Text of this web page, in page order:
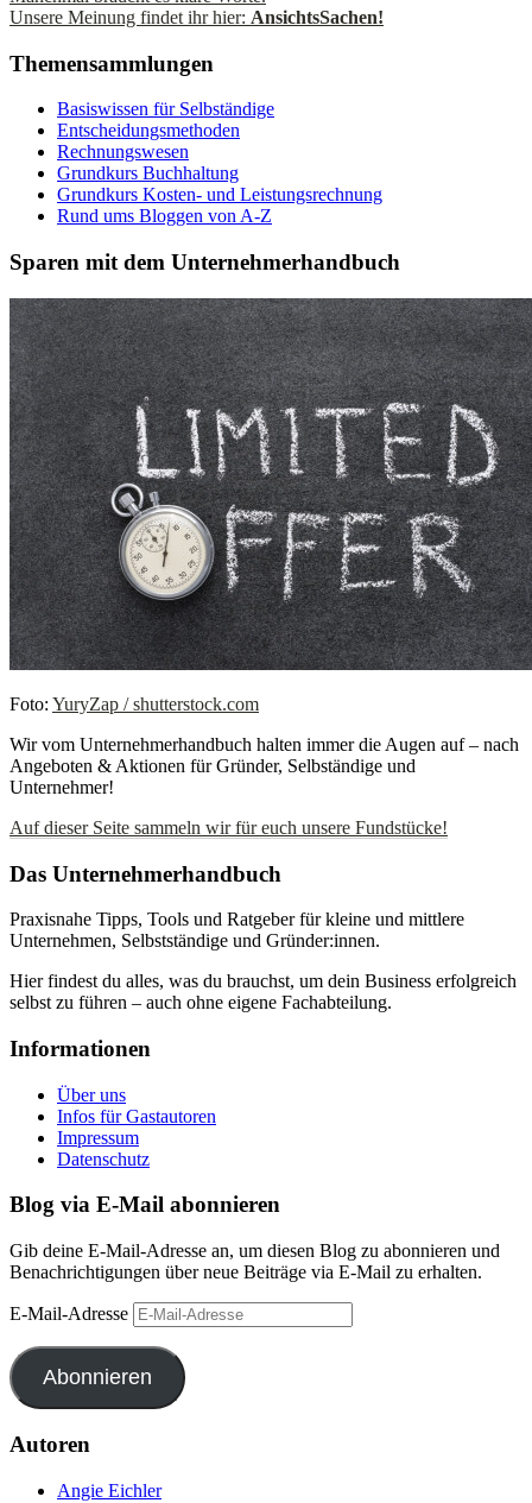
Unsere Meinung findet ihr hier: AnsichtsSachen!
Themensammlungen
Basiswissen für Selbständige
Entscheidungsmethoden
Rechnungswesen
Grundkurs Buchhaltung
Grundkurs Kosten- und Leistungsrechnung
Rund ums Bloggen von A-Z
Sparen mit dem Unternehmerhandbuch
Foto: YuryZap / shutterstock.com
Wir vom Unternehmerhandbuch halten immer die Augen auf – nach
Angeboten & Aktionen für Gründer, Selbständige und
Unternehmer!
Auf dieser Seite sammeln wir für euch unsere Fundstücke!
Das Unternehmerhandbuch
Praxisnahe Tipps, Tools und Ratgeber für kleine und mittlere
Unternehmen, Selbstständige und Gründer:innen.
Hier findest du alles, was du brauchst, um dein Business erfolgreich
selbst zu führen – auch ohne eigene Fachabteilung.
Informationen
Über uns
Infos für Gastautoren
Impressum
Datenschutz
Blog via E-Mail abonnieren
Gib deine E-Mail-Adresse an, um diesen Blog zu abonnieren und
Benachrichtigungen über neue Beiträge via E-Mail zu erhalten.
E-Mail-Adresse
Abonnieren
Autoren
Angie Eichler